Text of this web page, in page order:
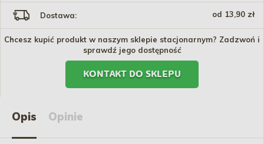
Dostawa: od 13,90 zł
Chcesz kupić produkt w naszym sklepie stacjonarnym? Zadzwoń i
sprawdź jego dostępność
KONTAKT DO SKLEPU
Opis Opinie